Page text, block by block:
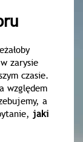
zarysie
czasie.
względem
a
jaki